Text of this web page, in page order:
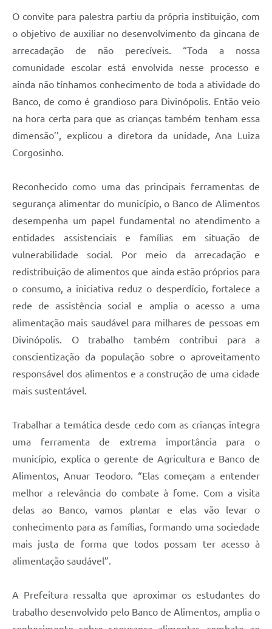
O convite para palestra partiu da própria instituição, com
o objetivo de auxiliar no desenvolvimento da gincana de
arrecadação de não perecíveis. “Toda a nossa
comunidade escolar está envolvida nesse processo e
ainda não tínhamos conhecimento de toda a atividade do
Banco, de como é grandioso para Divinópolis. Então veio
na hora certa para que as crianças também tenham essa
dimensão’’, explicou a diretora da unidade, Ana Luiza
Corgosinho.
Reconhecido como uma das principais ferramentas de
segurança alimentar do município, o Banco de Alimentos
desempenha um papel fundamental no atendimento a
entidades assistenciais e famílias em situação de
vulnerabilidade social. Por meio da arrecadação e
redistribuição de alimentos que ainda estão próprios para
o consumo, a iniciativa reduz o desperdício, fortalece a
rede de assistência social e amplia o acesso a uma
alimentação mais saudável para milhares de pessoas em
Divinópolis. O trabalho também contribui para a
conscientização da população sobre o aproveitamento
responsável dos alimentos e a construção de uma cidade
mais sustentável.
Trabalhar a temática desde cedo com as crianças integra
uma ferramenta de extrema importância para o
município, explica o gerente de Agricultura e Banco de
Alimentos, Anuar Teodoro. “Elas começam a entender
melhor a relevância do combate à fome. Com a visita
delas ao Banco, vamos plantar e elas vão levar o
conhecimento para as famílias, formando uma sociedade
mais justa de forma que todos possam ter acesso à
alimentação saudável”.
A Prefeitura ressalta que aproximar os estudantes do
trabalho desenvolvido pelo Banco de Alimentos, amplia o